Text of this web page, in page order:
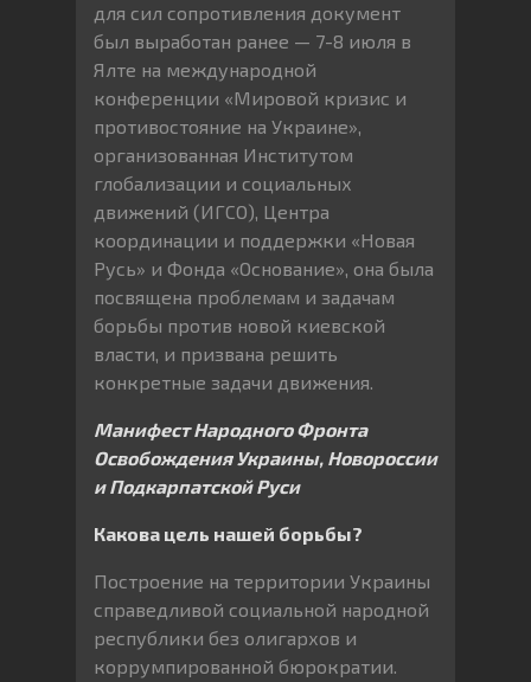
для сил сопротивления документ
был выработан ранее — 7-8 июля в
Ялте на международной
конференции «Мировой кризис и
противостояние на Украине»,
организованная Институтом
глобализации и социальных
движений (ИГСО), Центра
координации и поддержки «Новая
Русь» и Фонда «Основание», она была
посвящена проблемам и задачам
борьбы против новой киевской
власти, и призвана решить
конкретные задачи движения.
Манифест Народного Фронта
Освобождения Украины, Новороссии
и Подкарпатской Руси
Какова цель нашей борьбы?
Построение на территории Украины
справедливой социальной народной
республики без олигархов и
коррумпированной бюрократии.